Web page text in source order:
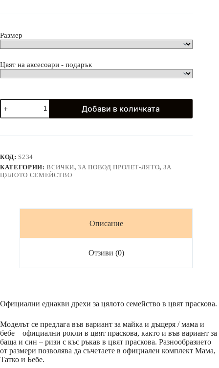
Размер
Цвят на аксесоари - подарък
количество
за
Ризи
рокли
праскова
с
черни
Добави в количката
КОД: S234
КАТЕГОРИИ:ВСИЧКИ,ЗА ПОВОД ПРОЛЕТ-ЛЯТО, ЗА
ЦЯЛОТО СЕМЕЙСТВО
Описание
Отзиви (0)
Официални еднакви дрехи за цялото семейство в цвят праскова.
Моделът се предлага във вариант за майка и дъщеря / мама и
бебе – официални рокли в цвят праскова, както и във вариант за
баща и син – ризи с къс ръкав в цвят праскова. Разнообразието
от размери позволява да съчетаете в официален комплект Мама,
Татко и Бебе.